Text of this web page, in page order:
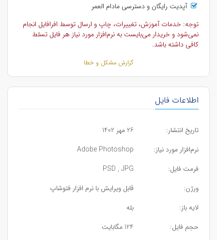
آپدیت رایگان و دسترسی مادام العمر
توجه: خدمات آموزش، تغییرات، چاپ و ارسال توسط افرافایل انجام
نمی‌شود و خریدار می‌بایست به نرم‌افزار مورد نیاز هر فایل تسلط
کافی داشته باشد.
گزارش مشکل و خطا
اطلاعات فایل
تاریخ انتشار:
26 مهر 1402
نرم‌افزار مورد نیاز:
Adobe Photoshop
فرمت فایل:
PSD , JPG
ورژن:
قابل ویرایش با نرم افزار فتوشاپ
لایه باز:
بله
حجم فایل:
124 مگابایت